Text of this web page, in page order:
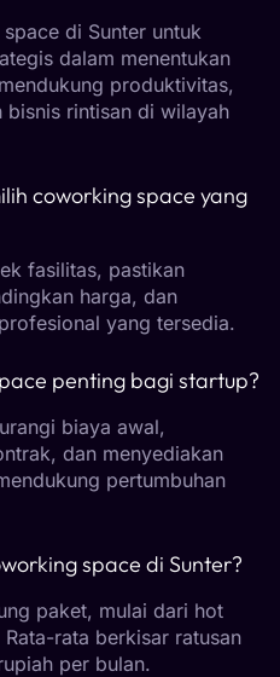
di Sunter untuk
dalam menentukan
produktivitas,
bisnis rintisan di wilayah
coworking space yang
fasilitas, pastikan
harga, dan
yang tersedia.
penting bagi startup?
biaya awal,
dan menyediakan
pertumbuhan
space di Sunter?
paket, mulai dari hot
rata berkisar ratusan
per bulan.